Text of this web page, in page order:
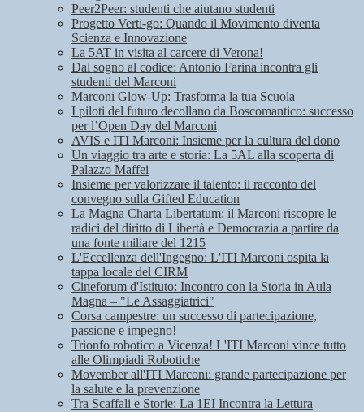
Peer2Peer: studenti che aiutano studenti
Progetto Verti-go: Quando il Movimento diventa
Scienza e Innovazione
La 5AT in visita al carcere di Verona!
Dal sogno al codice: Antonio Farina incontra gli
studenti del Marconi
Marconi Glow-Up: Trasforma la tua Scuola
I piloti del futuro decollano da Boscomantico: successo
per l’Open Day del Marconi
AVIS e ITI Marconi: Insieme per la cultura del dono
Un viaggio tra arte e storia: La 5AL alla scoperta di
Palazzo Maffei
Insieme per valorizzare il talento: il racconto del
convegno sulla Gifted Education
La Magna Charta Libertatum: il Marconi riscopre le
radici del diritto di Libertà e Democrazia a partire da
una fonte miliare del 1215
L'Eccellenza dell'Ingegno: L'ITI Marconi ospita la
tappa locale del CIRM
Cineforum d'Istituto: Incontro con la Storia in Aula
Magna – "Le Assaggiatrici"
Corsa campestre: un successo di partecipazione,
passione e impegno!
Trionfo robotico a Vicenza! L'ITI Marconi vince tutto
alle Olimpiadi Robotiche
Movember all'ITI Marconi: grande partecipazione per
la salute e la prevenzione
Tra Scaffali e Storie: La 1EI Incontra la Lettura